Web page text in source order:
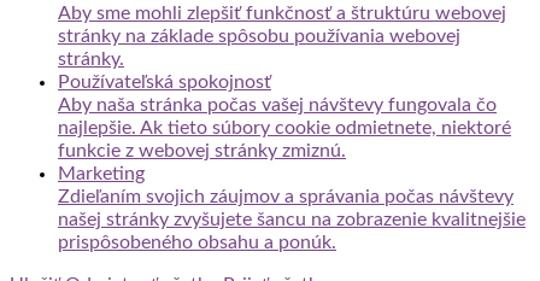
Aby sme mohli zlepšiť funkčnosť a štruktúru webovej
stránky na základe spôsobu používania webovej
stránky.
Používateľská spokojnosť
Aby naša stránka počas vašej návštevy fungovala čo
najlepšie. Ak tieto súbory cookie odmietnete, niektoré
funkcie z webovej stránky zmiznú.
Marketing
Zdieľaním svojich záujmov a správania počas návštevy
našej stránky zvyšujete šancu na zobrazenie kvalitnejšie
prispôsobeného obsahu a ponúk.